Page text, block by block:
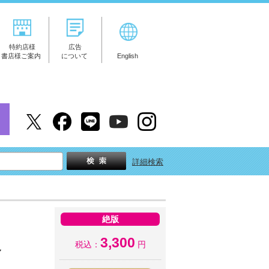
特約店様
書店様ご案内
広告
について
English
詳細検索
絶版
税込： 3,300 円